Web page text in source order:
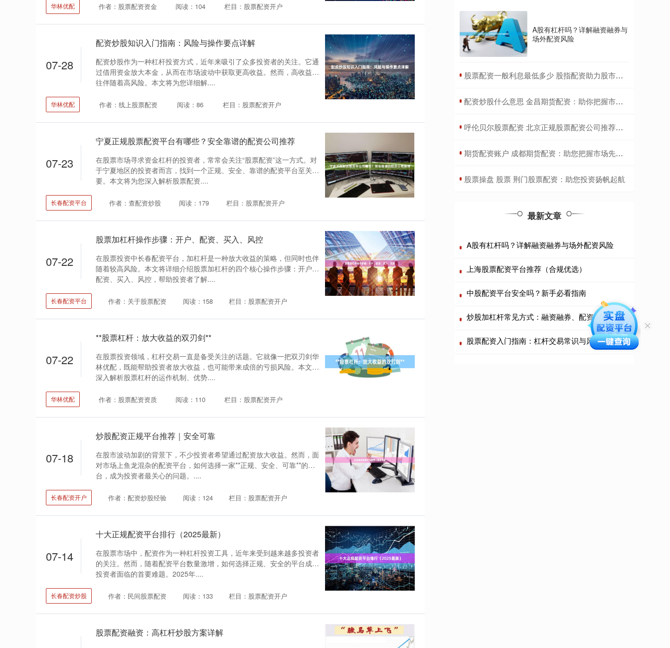
华林优配 作者：股票配资资金 阅读：104 栏目：股票配资开户
07-28
配资炒股知识入门指南：风险与操作要点详解
配资炒股作为一种杠杆投资方式，近年来吸引了众多投资者的关注。它通
过借用资金放大本金，从而在市场波动中获取更高收益。然而，高收益往
往伴随着高风险。本文将为您详细解....
华林优配 作者：线上股票配资 阅读：86 栏目：股票配资开户
07-23
宁夏正规股票配资平台有哪些？安全靠谱的配资公司推荐
在股票市场寻求资金杠杆的投资者，常常会关注“股票配资”这一方式。对
于宁夏地区的投资者而言，找到一个正规、安全、靠谱的配资平台至关重
要。本文将为您深入解析股票配资....
长春配资平台 作者：查配资炒股 阅读：179 栏目：股票配资开户
07-22
股票加杠杆操作步骤：开户、配资、买入、风控
在股票投资中长春配资平台，加杠杆是一种放大收益的策略，但同时也伴
随着较高风险。本文将详细介绍股票加杠杆的四个核心操作步骤：开户、
配资、买入、风控，帮助投资者了解....
长春配资平台 作者：关于股票配资 阅读：158 栏目：股票配资开户
07-22
**股票杠杆：放大收益的双刃剑**
在股票投资领域，杠杆交易一直是备受关注的话题。它就像一把双刃剑华
林优配，既能帮助投资者放大收益，也可能带来成倍的亏损风险。本文将
深入解析股票杠杆的运作机制、优势....
华林优配 作者：股票配资资质 阅读：110 栏目：股票配资开户
07-18
炒股配资正规平台推荐｜安全可靠
在股市波动加剧的背景下，不少投资者希望通过配资放大收益。然而，面
对市场上鱼龙混杂的配资平台，如何选择一家**正规、安全、可靠**的平
台，成为投资者最关心的问题。....
长春配资开户 作者：配资炒股经验 阅读：124 栏目：股票配资开户
07-14
十大正规配资平台排行（2025最新）
在股票市场中，配资作为一种杠杆投资工具，近年来受到越来越多投资者
的关注。然而，随着配资平台数量激增，如何选择正规、安全的平台成为
投资者面临的首要难题。2025年....
长春配资炒股 作者：民间股票配资 阅读：133 栏目：股票配资开户
股票配资融资：高杠杆炒股方案详解
A股有杠杆吗？详解融资融券与
场外配资风险
​股票配资一般利息最低多少 股指配资助力股市征程：了解配资类型，把握投资机遇
​配资炒股什么意思 金昌期货配资：助你把握市场先机，实现财富增值
​呼伦贝尔股票配资 北京正规股票配资公司推荐，助力投资稳健增值
​期货配资账户 成都期货配资：助您把握市场先机，成就财富梦想
​股票操盘 股票 荆门股票配资：助您投资扬帆起航
最新文章
A股有杠杆吗？详解融资融券与场外配资风险
上海股票配资平台推荐（合规优选）
中股配资平台安全吗？新手必看指南
炒股加杠杆常见方式：融资融券、配资、股指期货。
股票配资入门指南：杠杆交易常识与风险解析